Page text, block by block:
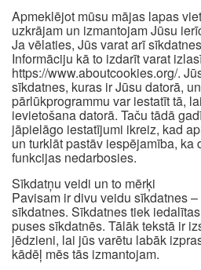
Apmeklējot mūsu mājas lapas
uzkrājam un izmantojam Jūsu
Ja vēlaties, Jūs varat arī
Informāciju kā to izdarīt varat
https://www.aboutcookies.org/.
sīkdatnes, kuras ir Jūsu datorā,
pārlūkprogrammu var iestatīt tā,
ievietošana datorā. Taču tādā
jāpielāgo iestatījumi ikreiz, kad
un turklāt pastāv iespējamība, ka
funkcijas nedarbosies.
Sīkdatņu veidi un to mērķi
Pavisam ir divu veidu sīkdatnes
sīkdatnes. Sīkdatnes tiek
puses sīkdatnēs. Tālāk tekstā ir
jēdzieni, lai jūs varētu labāk
kādēļ mēs tās izmantojam.